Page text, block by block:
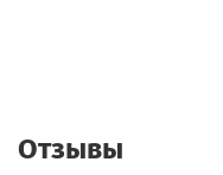
Отзывы